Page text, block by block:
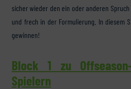
sicher wieder den ein oder anderen
und frech in der Formulierung. In diesem
gewinnen!
Block 1 zu
Spielern